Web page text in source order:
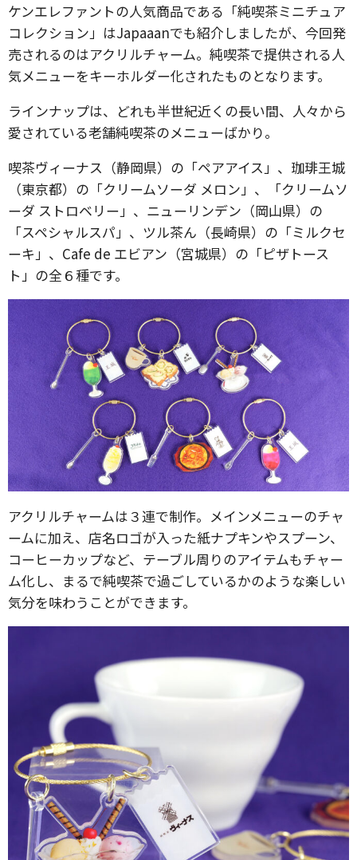
ケンエレファントの人気商品である「純喫茶ミニチュア
コレクション」はJapaaanでも紹介しましたが、今回発
売されるのはアクリルチャーム。純喫茶で提供される人
気メニューをキーホルダー化されたものとなります。
ラインナップは、どれも半世紀近くの長い間、人々から
愛されている老舗純喫茶のメニューばかり。
喫茶ヴィーナス（静岡県）の「ペアアイス」、珈琲王城
（東京都）の「クリームソーダ メロン」、「クリームソ
ーダ ストロベリー」、ニューリンデン（岡山県）の
「スペシャルスパ」、ツル茶ん（長崎県）の「ミルクセ
ーキ」、Cafe de エビアン（宮城県）の「ピザトース
ト」の全６種です。
アクリルチャームは３連で制作。メインメニューのチャ
ームに加え、店名ロゴが入った紙ナプキンやスプーン、
コーヒーカップなど、テーブル周りのアイテムもチャー
ム化し、まるで純喫茶で過ごしているかのような楽しい
気分を味わうことができます。